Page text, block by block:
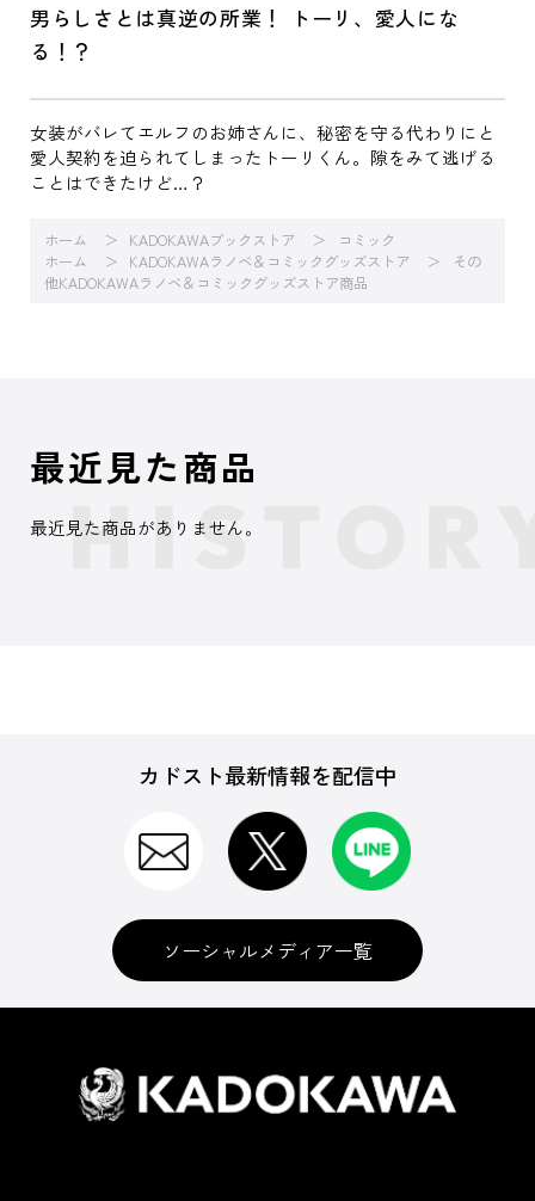
男らしさとは真逆の所業！ トーリ、愛人にな
る！？
女装がバレてエルフのお姉さんに、秘密を守る代わりにと
愛人契約を迫られてしまったトーリくん。隙をみて逃げる
ことはできたけど…？
ホーム KADOKAWAブックストア
コミック
ホーム
KADOKAWAラノベ＆コミックグッズストア
その
他KADOKAWAラノベ＆コミックグッズストア商品
最近見た商品
最近見た商品がありません。
カドスト最新情報を配信中
ソーシャルメディア一覧